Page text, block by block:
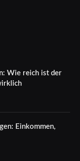
Wie reich ist der
Einkommen,